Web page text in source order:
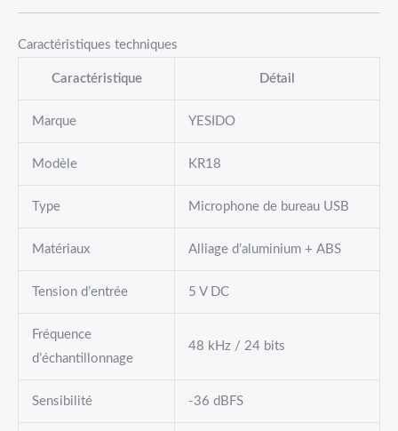
Caractéristiques techniques
Caractéristique Détail
Marque YESIDO
Modèle KR18
Type Microphone de bureau USB
Matériaux Alliage d’aluminium + ABS
Tension d’entrée 5 V DC
Fréquence
d’échantillonnage
48 kHz / 24 bits
Sensibilité -36 dBFS